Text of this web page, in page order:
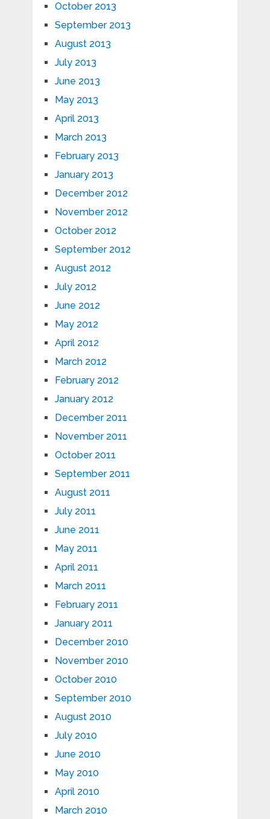
October 2013
September 2013
August 2013
July 2013
June 2013
May 2013
April 2013
March 2013
February 2013
January 2013
December 2012
November 2012
October 2012
September 2012
August 2012
July 2012
June 2012
May 2012
April 2012
March 2012
February 2012
January 2012
December 2011
November 2011
October 2011
September 2011
August 2011
July 2011
June 2011
May 2011
April 2011
March 2011
February 2011
January 2011
December 2010
November 2010
October 2010
September 2010
August 2010
July 2010
June 2010
May 2010
April 2010
March 2010